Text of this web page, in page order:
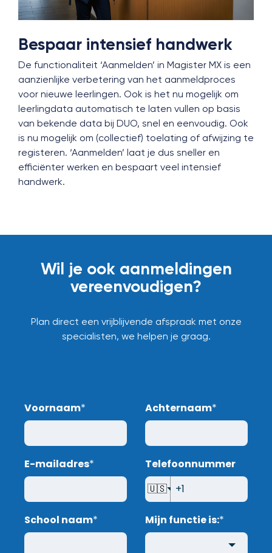
Bespaar intensief handwerk
De functionaliteit ‘Aanmelden’ in Magister MX is een
aanzienlijke verbetering van het aanmeldproces
voor nieuwe leerlingen. Ook is het nu mogelijk om
leerlingdata automatisch te laten vullen op basis
van bekende data bij DUO, snel en eenvoudig. Ook
is nu mogelijk om (collectief) toelating of afwijzing te
registeren. ‘Aanmelden’ laat je dus sneller en
efficiënter werken en bespaart veel intensief
handwerk.
Wil je ook aanmeldingen
vereenvoudigen?
Plan direct een vrijblijvende afspraak met onze
specialisten, we helpen je graag.
Voornaam* Achternaam*
E-mailadres* Telefoonnummer
🇺🇸
School naam* Mijn functie is:*